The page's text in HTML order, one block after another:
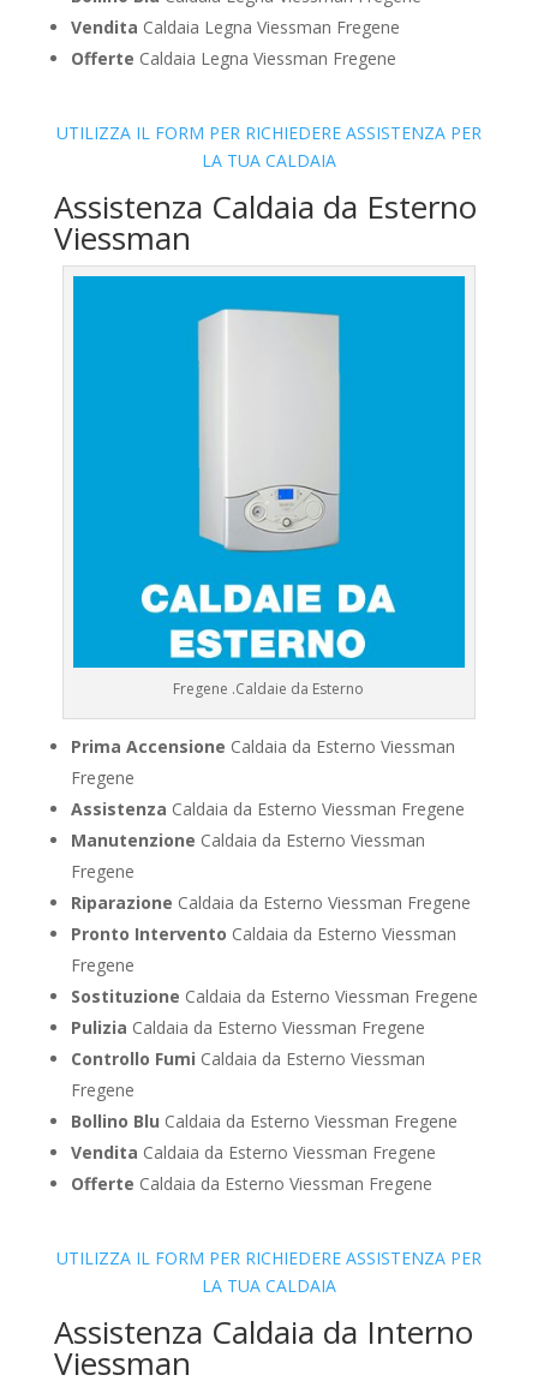
Vendita Caldaia Legna Viessman Fregene
Offerte Caldaia Legna Viessman Fregene
UTILIZZA IL FORM PER RICHIEDERE ASSISTENZA PER
LA TUA CALDAIA
Assistenza Caldaia da Esterno
Viessman
Fregene .Caldaie da Esterno
Prima Accensione Caldaia da Esterno Viessman
Fregene
Assistenza Caldaia da Esterno Viessman Fregene
Manutenzione Caldaia da Esterno Viessman
Fregene
Riparazione Caldaia da Esterno Viessman Fregene
Pronto Intervento Caldaia da Esterno Viessman
Fregene
Sostituzione Caldaia da Esterno Viessman Fregene
Pulizia Caldaia da Esterno Viessman Fregene
Controllo Fumi Caldaia da Esterno Viessman
Fregene
Bollino Blu Caldaia da Esterno Viessman Fregene
Vendita Caldaia da Esterno Viessman Fregene
Offerte Caldaia da Esterno Viessman Fregene
UTILIZZA IL FORM PER RICHIEDERE ASSISTENZA PER
LA TUA CALDAIA
Assistenza Caldaia da Interno
Viessman